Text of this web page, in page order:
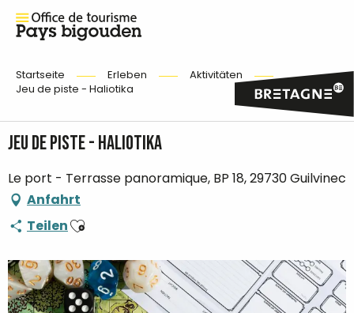
Startseite Erleben
Aktivitäten
Jeu de piste - Haliotika
Jeu de piste - Haliotika
Le port - Terrasse panoramique, BP 18, 29730 Guilvinec
Anfahrt
TeilenAjouter aux favoris